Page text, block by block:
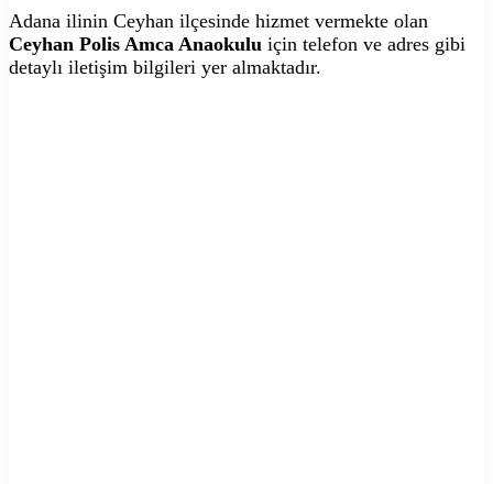
Adana ilinin Ceyhan ilçesinde hizmet vermekte olan
Ceyhan Polis Amca Anaokulu için telefon ve adres gibi
detaylı iletişim bilgileri yer almaktadır.